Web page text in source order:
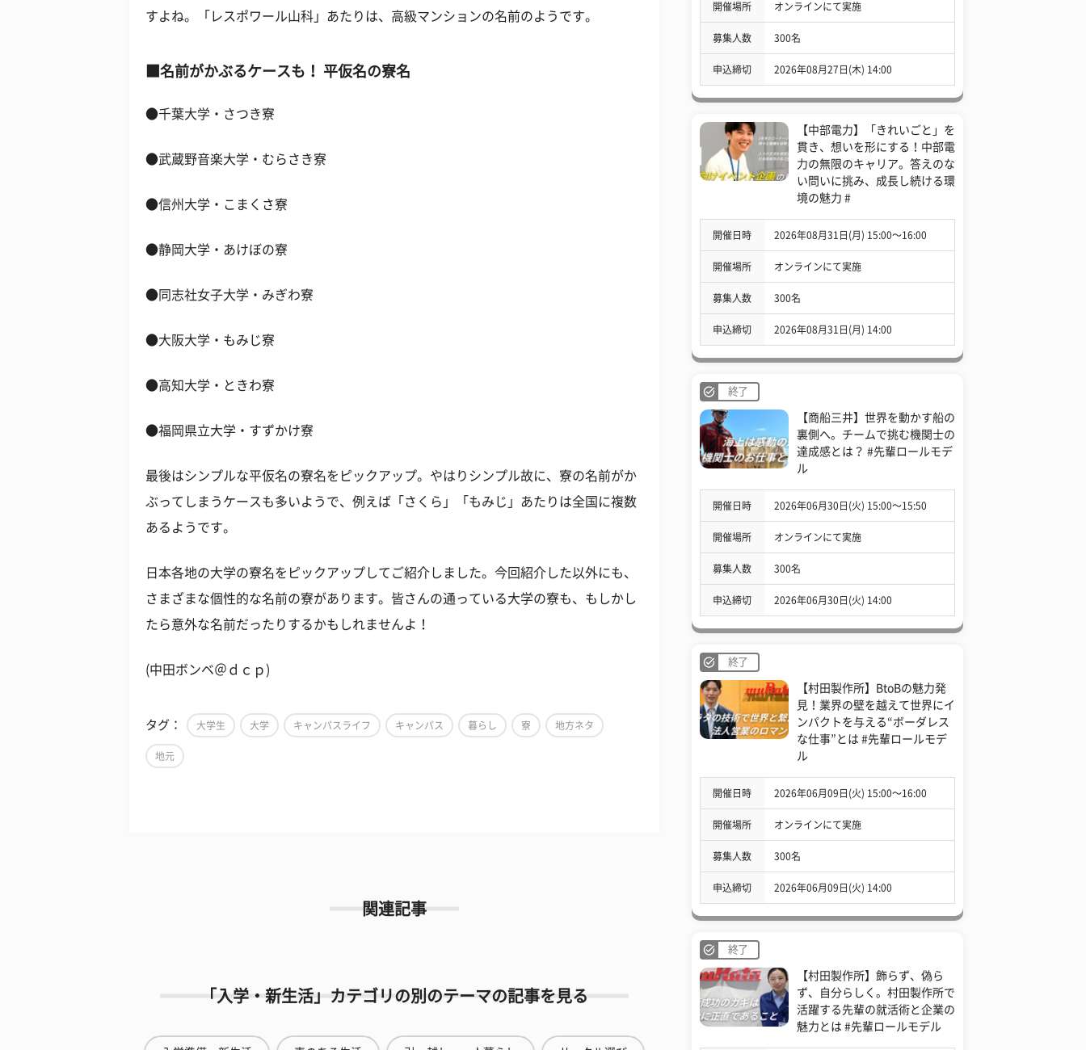
すよね。「レスポワール山科」あたりは、高級マンションの名前のようです。
■名前がかぶるケースも！ 平仮名の寮名
●千葉大学・さつき寮
●武蔵野音楽大学・むらさき寮
●信州大学・こまくさ寮
●静岡大学・あけぼの寮
●同志社女子大学・みぎわ寮
●大阪大学・もみじ寮
●高知大学・ときわ寮
●福岡県立大学・すずかけ寮
最後はシンプルな平仮名の寮名をピックアップ。やはりシンプル故に、寮の名前がか
ぶってしまうケースも多いようで、例えば「さくら」「もみじ」あたりは全国に複数
あるようです。
日本各地の大学の寮名をピックアップしてご紹介しました。今回紹介した以外にも、
さまざまな個性的な名前の寮があります。皆さんの通っている大学の寮も、もしかし
たら意外な名前だったりするかもしれませんよ！
(中田ボンベ＠ｄｃｐ)
タグ： 大学生 大学 キャンパスライフ キャンパス 暮らし 寮 地方ネタ
地元
関連記事
「入学・新生活」カテゴリの別のテーマの記事を見る
開催場所 オンラインにて実施
募集人数 300名
申込締切 2026年08月27日(木) 14:00
【中部電力】「きれいごと」を
貫き、想いを形にする！中部電
力の無限のキャリア。答えのな
い問いに挑み、成長し続ける環
境の魅力 #
開催日時 2026年08月31日(月) 15:00〜16:00
開催場所 オンラインにて実施
募集人数 300名
申込締切 2026年08月31日(月) 14:00
終了
【商船三井】世界を動かす船の
裏側へ。チームで挑む機関士の
達成感とは？ #先輩ロールモデ
ル
開催日時 2026年06月30日(火) 15:00〜15:50
開催場所 オンラインにて実施
募集人数 300名
申込締切 2026年06月30日(火) 14:00
終了
【村田製作所】BtoBの魅力発
見！業界の壁を越えて世界にイ
ンパクトを与える“ボーダレス
な仕事”とは #先輩ロールモデ
ル
開催日時 2026年06月09日(火) 15:00〜16:00
開催場所 オンラインにて実施
募集人数 300名
申込締切 2026年06月09日(火) 14:00
終了
【村田製作所】飾らず、偽ら
ず、自分らしく。村田製作所で
活躍する先輩の就活術と企業の
魅力とは #先輩ロールモデル